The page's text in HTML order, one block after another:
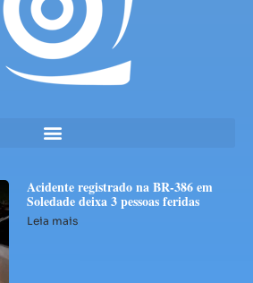
Acidente registrado na BR-386 em
Soledade deixa 3 pessoas feridas
Leia mais